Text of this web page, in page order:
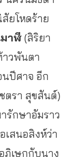
ยโหดร้าย
มาฬี(สิริยา
วพันตา
นปีศาจ อีก
ตรา สุขสันต์)
รักษาอัมราว
เสนอสิงห์ว่า
ภิเษกกับนาง